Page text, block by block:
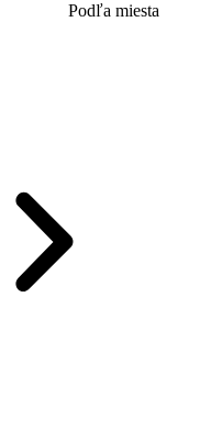
Podľa miesta